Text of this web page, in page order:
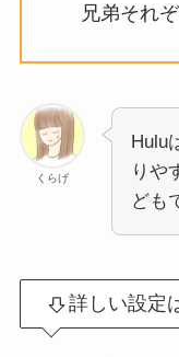
兄弟それ
くらげ
Hulu
りや
ども
詳しい設定